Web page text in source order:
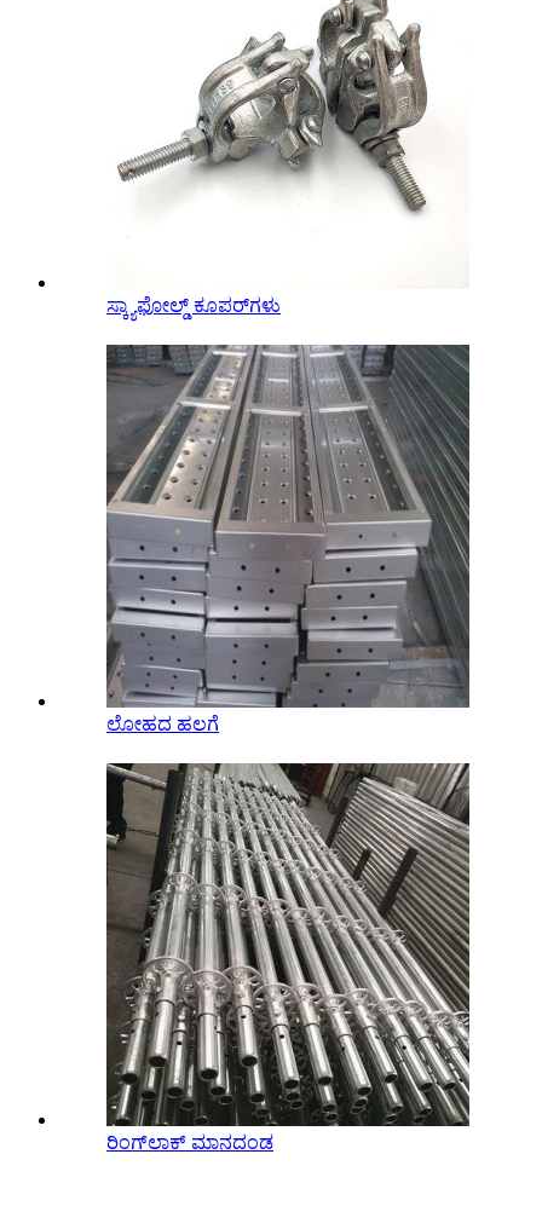
ಸ್ಕ್ಯಾಫೋಲ್ಡ್ ಕೂಪರ್‌ಗಳು
ಲೋಹದ ಹಲಗೆ
ರಿಂಗ್‌ಲಾಕ್ ಮಾನದಂಡ